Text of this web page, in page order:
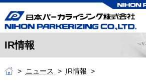
IR情報
ニュース IR情報